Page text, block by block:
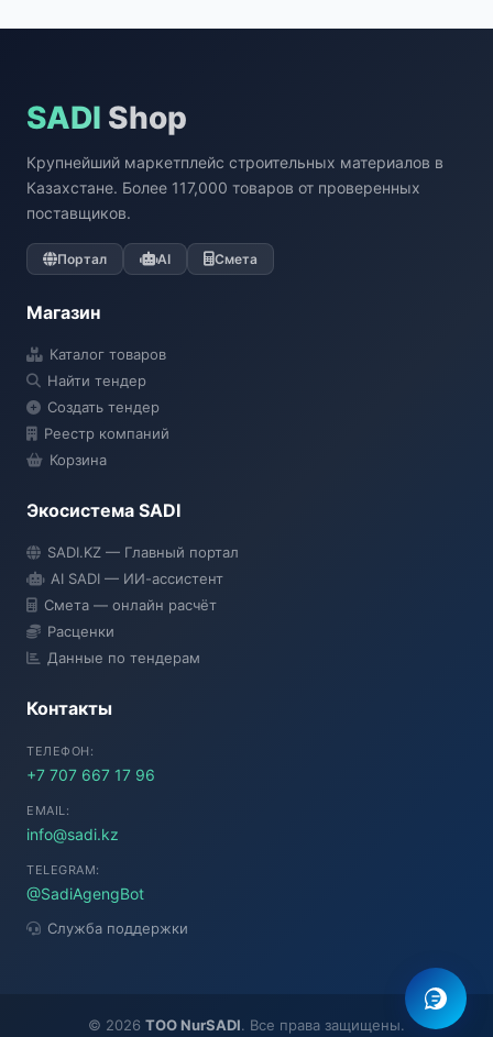
SADI Shop
Крупнейший маркетплейс строительных материалов в
Казахстане. Более 117,000 товаров от проверенных
поставщиков.
Портал AI Смета
Магазин
Каталог товаров
Найти тендер
Создать тендер
Реестр компаний
Корзина
Экосистема SADI
SADI.KZ — Главный портал
AI SADI — ИИ-ассистент
Смета — онлайн расчёт
Расценки
Данные по тендерам
Контакты
ТЕЛЕФОН:
+7 707 667 17 96
EMAIL:
info@sadi.kz
TELEGRAM:
@SadiAgengBot
Служба поддержки
© 2026 TOO NurSADI. Все права защищены.
● Подключение...